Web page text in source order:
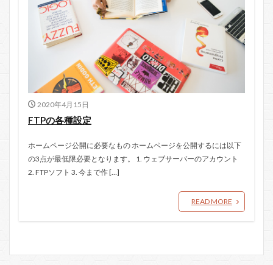
2020年4月15日
FTPの各種設定
ホームページ公開に必要なもの ホームページを公開するには以下
の3点が最低限必要となります。 1. ウェブサーバーのアカウント
2. FTPソフト 3. 今まで作 […]
READ MORE